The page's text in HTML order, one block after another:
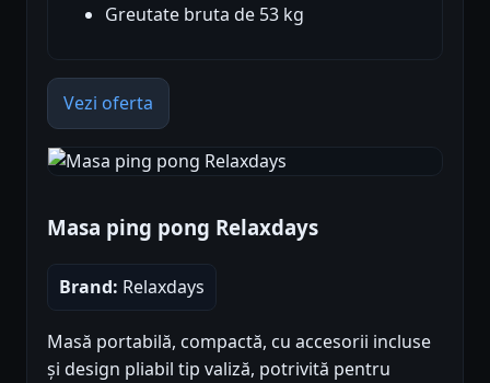
Greutate bruta de 53 kg
Vezi oferta
Masa ping pong Relaxdays
Brand: Relaxdays
Masă portabilă, compactă, cu accesorii incluse
și design pliabil tip valiză, potrivită pentru